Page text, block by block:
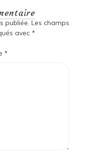
publiée. Les champs
avec *
*